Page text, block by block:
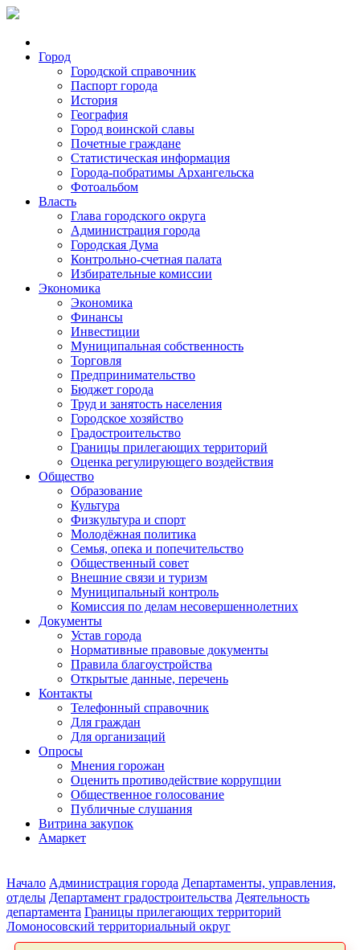
Город
Городской справочник
Паспорт города
История
География
Город воинской славы
Почетные граждане
Статистическая информация
Города-побратимы Архангельска
Фотоальбом
Власть
Глава городского округа
Администрация города
Городская Дума
Контрольно-счетная палата
Избирательные комиссии
Экономика
Экономика
Финансы
Инвестиции
Муниципальная собственность
Торговля
Предпринимательство
Бюджет города
Труд и занятость населения
Городское хозяйство
Градостроительство
Границы прилегающих территорий
Оценка регулирующего воздействия
Общество
Образование
Культура
Физкультура и спорт
Молодёжная политика
Семья, опека и попечительство
Общественный совет
Внешние связи и туризм
Муниципальный контроль
Комиссия по делам несовершеннолетних
Документы
Устав города
Нормативные правовые документы
Правила благоустройства
Открытые данные, перечень
Контакты
Телефонный справочник
Для граждан
Для организаций
Опросы
Мнения горожан
Оценить противодействие коррупции
Общественное голосование
Публичные слушания
Витрина закупок
Амаркет
Начало Администрация города Департаменты, управления,
отделы Департамент градостроительства Деятельность
департамента Границы прилегающих территорий
Ломоносовский территориальный округ